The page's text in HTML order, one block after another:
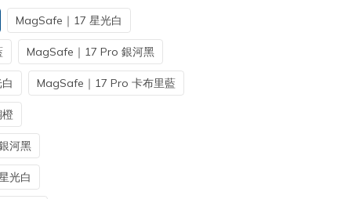
MagSafe｜17 星光白
MagSafe｜17 Pro 銀河黑
MagSafe｜17 Pro 卡布里藍
河黑
光白